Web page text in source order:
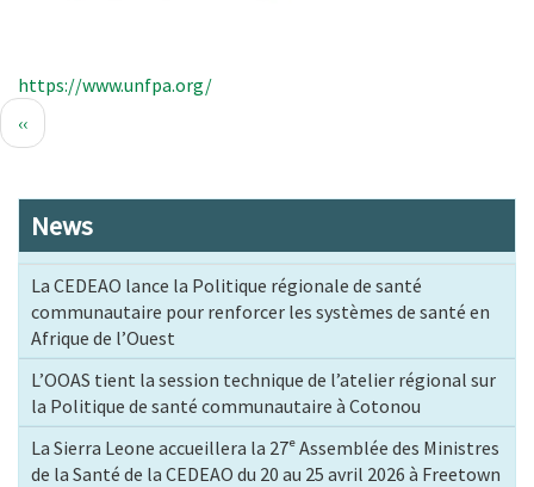
https://www.unfpa.org/
Pagination
Page
‹‹
News
La CEDEAO lance la Politique régionale de santé
communautaire pour renforcer les systèmes de santé en
Afrique de l’Ouest
L’OOAS tient la session technique de l’atelier régional sur
la Politique de santé communautaire à Cotonou
La Sierra Leone accueillera la 27ᵉ Assemblée des Ministres
de la Santé de la CEDEAO du 20 au 25 avril 2026 à Freetown